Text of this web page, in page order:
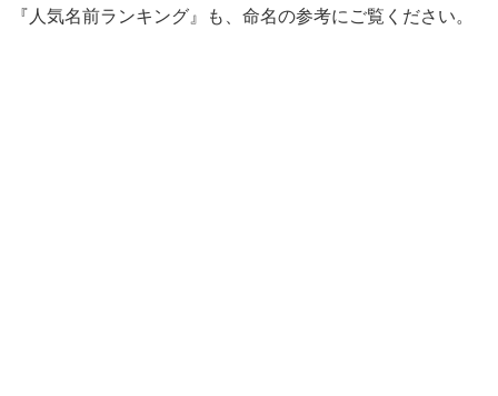
『人気名前ランキング』も、命名の参考にご覧ください。